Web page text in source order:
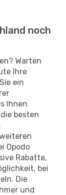
noch
Warten
Ihre
ein
Ihnen
besten
Opodo
Rabatte,
bei
Die
und